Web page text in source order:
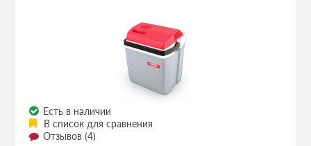
Есть в наличии
В список для сравнения
Отзывов (4)